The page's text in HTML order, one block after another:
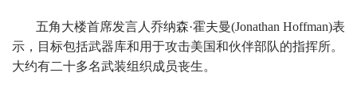
五角大楼首席发言人乔纳森·霍夫曼(Jonathan Hoffman)表
示，目标包括武器库和用于攻击美国和伙伴部队的指挥所。
大约有二十多名武装组织成员丧生。